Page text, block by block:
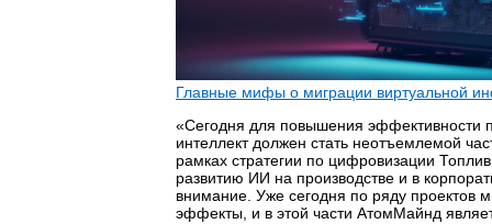
Главные мифы о миграции виртуальной
«Сегодня для повышения эффективности
интеллект должен стать неотъемлемой
рамках стратегии по цифровизации
развитию ИИ на производстве и в
внимание. Уже сегодня по ряду проектов
эффекты, и в этой части АтомМайнд